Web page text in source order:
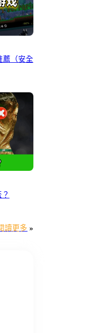
薦（安全
讀更多 »